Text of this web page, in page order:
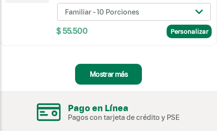
Familiar - 10 Porciones
$55.500 Personalizar
Mostrar más
Pago en Línea
Pagos con tarjeta de crédito y PSE